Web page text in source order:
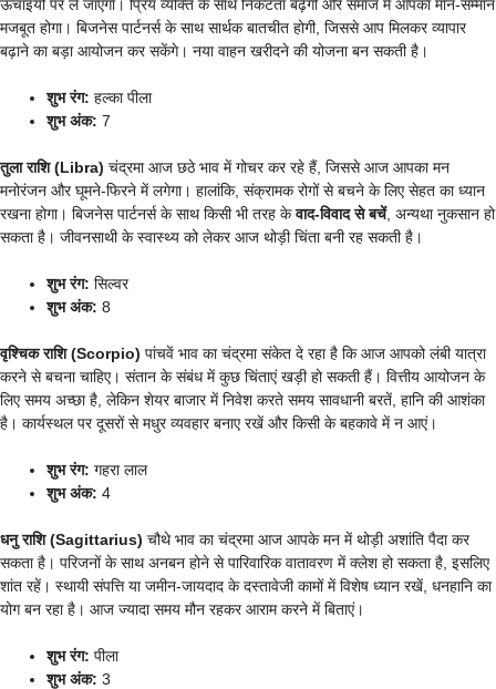
ऊंचाइयों पर ले जाएगा। प्रिय व्यक्ति के साथ निकटता बढ़ेगी और समाज में आपका मान-सम्मान
मजबूत होगा। बिजनेस पार्टनर्स के साथ सार्थक बातचीत होगी, जिससे आप मिलकर व्यापार
बढ़ाने का बड़ा आयोजन कर सकेंगे। नया वाहन खरीदने की योजना बन सकती है।
शुभ रंग: हल्का पीला
शुभ अंक: 7
तुला राशि (Libra) चंद्रमा आज छठे भाव में गोचर कर रहे हैं, जिससे आज आपका मन
मनोरंजन और घूमने-फिरने में लगेगा। हालांकि, संक्रामक रोगों से बचने के लिए सेहत का ध्यान
रखना होगा। बिजनेस पार्टनर्स के साथ किसी भी तरह केवाद-विवाद से बचें, अन्यथा नुकसान हो
सकता है। जीवनसाथी के स्वास्थ्य को लेकर आज थोड़ी चिंता बनी रह सकती है।
शुभ रंग: सिल्वर
शुभ अंक: 8
वृश्चिक राशि (Scorpio) पांचवें भाव का चंद्रमा संकेत दे रहा है कि आज आपको लंबी यात्रा
करने से बचना चाहिए। संतान के संबंध में कुछ चिंताएं खड़ी हो सकती हैं। वित्तीय आयोजन के
लिए समय अच्छा है, लेकिन शेयर बाजार में निवेश करते समय सावधानी बरतें, हानि की आशंका
है। कार्यस्थल पर दूसरों से मधुर व्यवहार बनाए रखें और किसी के बहकावे में न आएं।
शुभ रंग: गहरा लाल
शुभ अंक: 4
धनु राशि (Sagittarius) चौथे भाव का चंद्रमा आज आपके मन में थोड़ी अशांति पैदा कर
सकता है। परिजनों के साथ अनबन होने से पारिवारिक वातावरण में क्लेश हो सकता है, इसलिए
शांत रहें। स्थायी संपत्ति या जमीन-जायदाद के दस्तावेजी कामों में विशेष ध्यान रखें, धनहानि का
योग बन रहा है। आज ज्यादा समय मौन रहकर आराम करने में बिताएं।
शुभ रंग: पीला
शुभ अंक: 3